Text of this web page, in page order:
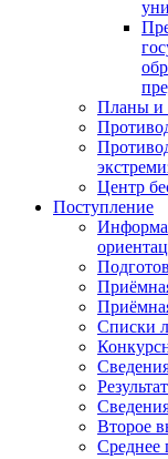
Планы и
Центр
Поступление
Списки
Второе
Среднее